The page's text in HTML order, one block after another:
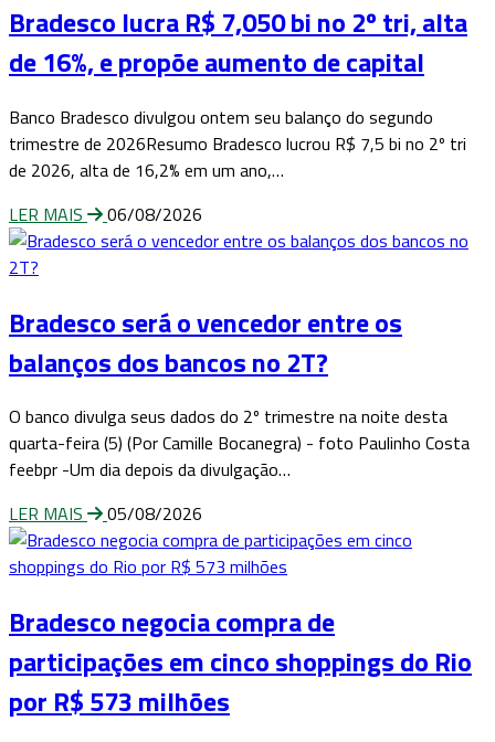
Bradesco lucra R$ 7,050 bi no 2º tri, alta
de 16%, e propõe aumento de capital
Banco Bradesco divulgou ontem seu balanço do segundo
trimestre de 2026Resumo Bradesco lucrou R$ 7,5 bi no 2º tri
de 2026, alta de 16,2% em um ano,…
LER MAIS
06/08/2026
Bradesco será o vencedor entre os
balanços dos bancos no 2T?
O banco divulga seus dados do 2º trimestre na noite desta
quarta-feira (5) (Por Camille Bocanegra) - foto Paulinho Costa
feebpr -Um dia depois da divulgação…
LER MAIS
05/08/2026
Bradesco negocia compra de
participações em cinco shoppings do Rio
por R$ 573 milhões